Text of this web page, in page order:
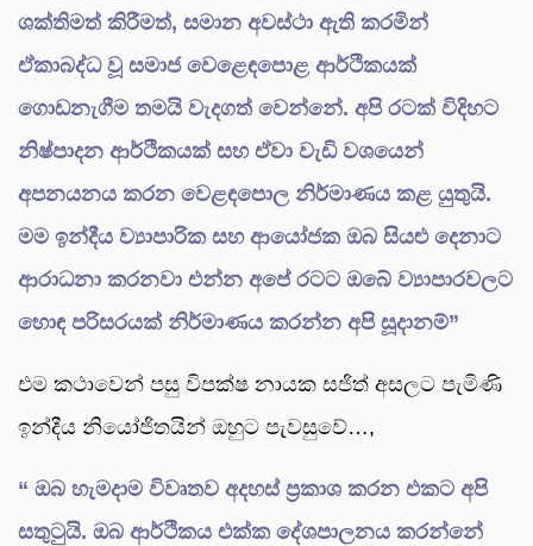
ශක්තිමත් කිරීමත්, සමාන අවස්ථා ඇති කරමින්
ඒකාබද්ධ වූ සමාජ වෙළෙඳපොළ ආර්ථිකයක්
ගොඩනැගීම තමයි වැදගත් වෙන්නේ. අපි රටක් විදිහට
නිෂ්පාදන ආර්ථිකයක් සහ ඒවා වැඩි වශයෙන්
අපනයනය කරන වෙළඳපොල නිර්මාණය කළ යුතුයි.
මම ඉන්දීය ව්‍යාපාරික සහ ආයෝජක ඔබ සියළු දෙනාට
ආරාධනා කරනවා එන්න අපේ රටට ඔබේ ව්‍යාපාරවලට
හොඳ පරිසරයක් නිර්මාණය කරන්න අපි සූදානම්”
එම කථාවෙන් පසු විපක්ෂ නායක සජිත් අසලට පැමිණි
ඉන්දීය නියෝජිතයින් ඔහුට පැවසුවේ…,
“ ඔබ හැමදාම විවෘතව අදහස් ප්‍රකාශ කරන එකට අපි
සතුටුයි. ඔබ ආර්ථිකය එක්ක දේශපාලනය කරන්නේ